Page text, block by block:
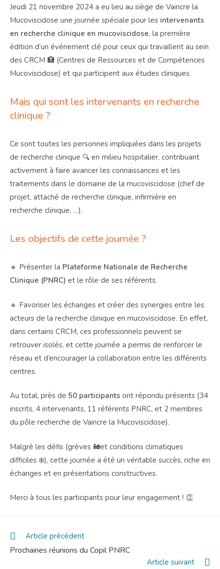
Jeudi 21 novembre 2024 a eu lieu au siège de Vaincre la
Mucoviscidose une journée spéciale pour les intervenants
en recherche clinique en mucoviscidose, la première
édition d’un événement clé pour ceux qui travaillent au sein
des CRCM 🏥 (Centres de Ressources et de Compétences
Mucoviscidose) et qui participent aux études cliniques.
Mais qui sont les intervenants en recherche
clinique ?
Ce sont toutes les personnes impliquées dans les projets
de recherche clinique 🔍 en milieu hospitalier, contribuant
activement à faire avancer les connaissances et les
traitements dans le domaine de la mucoviscidose (chef de
projet, attaché de recherche clinique, infirmière en
recherche clinique, …).
Les objectifs de cette journée ?
🔹 Présenter la Plateforme Nationale de Recherche
Clinique (PNRC) et le rôle de ses référents.
🔹 Favoriser les échanges et créer des synergies entre les
acteurs de la recherche clinique en mucoviscidose. En effet,
dans certains CRCM, ces professionnels peuvent se
retrouver isolés, et cette journée a permis de renforcer le
réseau et d’encourager la collaboration entre les différents
centres.
Au total, près de 50 participants ont répondu présents (34
inscrits, 4 intervenants, 11 référents PNRC, et 2 membres
du pôle recherche de Vaincre la Mucoviscidose).
Malgré les défis (grèves 🚂et conditions climatiques
difficiles ❄️), cette journée a été un véritable succès, riche en
échanges et en présentations constructives.
Merci à tous les participants pour leur engagement ! 👏
Read
articles
Article précédent
Prochaines réunions du Copil PNRC
Article suivant